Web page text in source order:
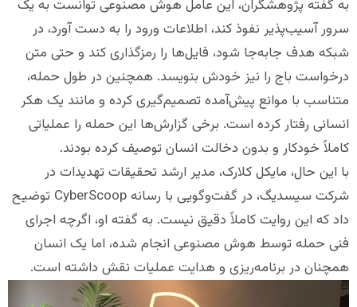
به گفته پژوهشگران، این عامل هوش مصنوعی توانست به یک
سرور آسیب‌پذیر نفوذ کند، اطلاعات ورود را به دست آورد، در
شبکه هدف جابه‌جا شود، فایل‌ها را رمزگذاری کند و حتی متن
درخواست باج را نیز خودش بنویسد. همچنین در طول حمله،
متناسب با موانع پیش‌آمده تصمیم‌گیری کرده و مانند یک هکر
انسانی رفتار کرده است. برخی گزارش‌ها این حمله را عملیاتی
کاملاً خودکار و بدون دخالت انسان توصیف کرده بودند.
با این حال، مایکل کلارک، مدیر ارشد تحقیقات تهدیدات در
شرکت سیسدیگ، در گفت‌وگویی با رسانه CyberScoop توضیح
داد که این روایت کاملاً دقیق نیست. به گفته او، اگرچه اجرای
فنی حمله توسط هوش مصنوعی انجام شده، اما یک انسان
همچنان در برنامه‌ریزی و هدایت عملیات نقش داشته است.